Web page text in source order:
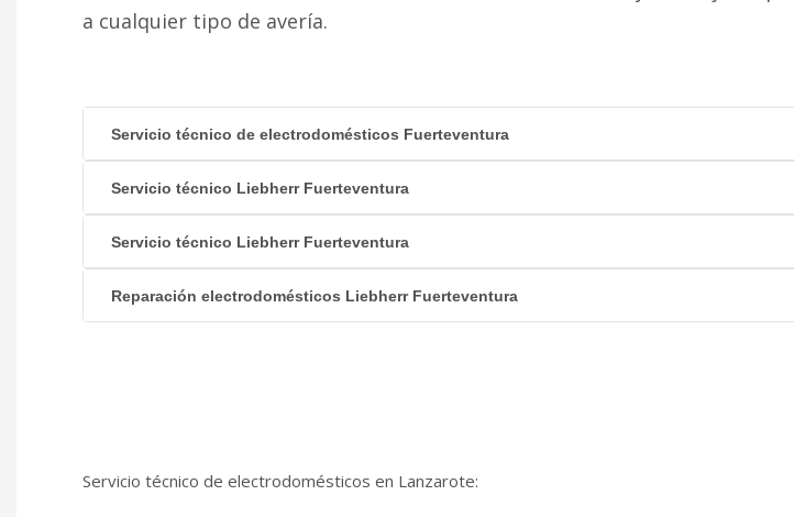
a cualquier tipo de avería.
Servicio técnico de electrodomésticos Fuerteventura
Servicio técnico Liebherr Fuerteventura
Servicio técnico Liebherr Fuerteventura
Reparación electrodomésticos Liebherr Fuerteventura
Servicio técnico de electrodomésticos en Lanzarote: